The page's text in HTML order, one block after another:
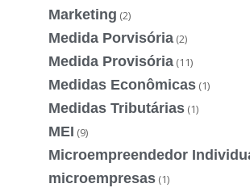
Marketing (2)
Medida Porvisória (2)
Medida Provisória (11)
Medidas Econômicas (1)
Medidas Tributárias (1)
MEI (9)
Microempreendedor
microempresas (1)